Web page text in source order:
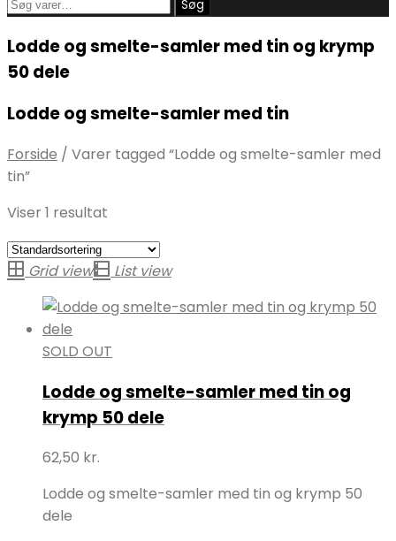
Søg
Lodde og smelte-samler med tin og krymp
50 dele
Lodde og smelte-samler med tin
Forside / Varer tagged “Lodde og smelte-samler med
tin”
Viser 1 resultat
Grid view List view
SOLD OUT
Lodde og smelte-samler med tin og
krymp 50 dele
62,50 kr.
Lodde og smelte-samler med tin og krymp 50
dele